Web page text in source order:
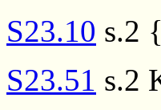
S23.10 s.2
S23.51 s.2